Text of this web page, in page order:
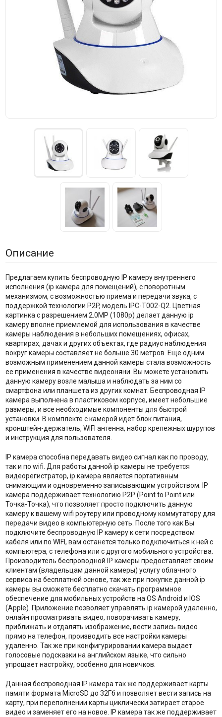
Описание
Предлагаем купить беспроводную IP камеру внутреннего
исполнения (ip камера для помещений), с поворотным
механизмом, с возможностью приема и передачи звука, с
поддержкой технологии P2P, модель IPC-T002-Q2. Цветная
картинка с разрешением 2.0MP (1080p) делает данную ip
камеру вполне приемлемой для использования в качестве
камеры наблюдения в небольших помещениях, офисах,
квартирах, дачах и других объектах, где радиус наблюдения
вокруг камеры составляет не больше 30 метров. Еще одним
возможным применением данной камеры стала возможность
ее применения в качестве видеоняни. Вы можете установить
данную камеру возле малыша и наблюдать за ним со
смартфона или планшета из других комнат. Беспроводная IP
камера выполнена в пластиковом корпусе, имеет небольшие
размеры, и все необходимые компоненты для быстрой
установки. В комплекте с камерой идет блок питания,
кронштейн-держатель, WIFI антенна, набор крепежных шурупов
и инструкция для пользователя.
IP камера способна передавать видео сигнал как по проводу,
так и по wifi. Для работы данной ip камеры не требуется
видеорегистратор, ip камера является портативным
снимающим и одновременно записывающим устройством. IP
камера поддерживает технологию P2P (Point to Point или
Точка-Точка), что позволяет просто подключить данную
камеру к вашему wifi роутеру или проводному коммутатору для
передачи видео в компьютерную сеть. После того как Вы
подключите беспроводную IP камеру к сети посредством
кабеля или по WIFI, вам останется только подключиться к ней с
компьютера, с телефона или с другого мобильного устройства.
Производитель беспроводной IP камеры предоставляет своим
клиентам (владельцам данной камеры) услугу облачного
сервиса на бесплатной основе, так же при покупке данной ip
камеры вы сможете бесплатно скачать программное
обеспечение для мобильных устройств на OS Android и IOS
(Apple). Приложение позволяет управлять ip камерой удаленно,
онлайн просматривать видео, поворачивать камеру,
приближать и отдалять изображение, вести запись видео
прямо на телефон, производить все настройки камеры
удаленно. Так же при конфигурировании камера выдает
голосовые подсказки на английском языке, что сильно
упрощает настройку, особенно для новичков.
Данная беспроводная IP камера так же поддерживает карты
памяти формата MicroSD до 32Гб и позволяет вести запись на
карту, при переполнении карты циклически затирает старое
видео и заменяет его на новое. IP камера так же поддерживает